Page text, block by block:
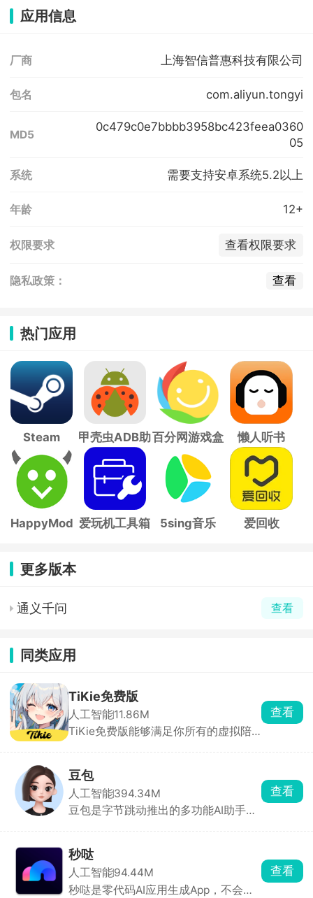
应用信息
厂商 上海智信普惠科技有限公司
包名 com.aliyun.tongyi
MD5
0c479c0e7bbbb3958bc423feea0360
05
系统 需要支持安卓系统5.2以上
年龄 12+
权限要求 查看权限要求
隐私政策： 查看
热门应用
Steam
甲壳虫ADB助
手
百分网游戏盒
子
懒人听书
HappyMod 爱玩机工具箱 5sing音乐 爱回收
更多版本
通义千问 查看
同类应用
TiKie免费版
人工智能11.86M
TiKie免费版能够满足你所有的虚拟陪
角色都拥有独特的外貌、性格和聊天风
格，能根据设定与对话内容做出符合人
设的回应，代入感极强。聊天支持文
字、语音输入，也可直接选择AI生成的
查看
豆包
人工智能394.34M
豆包是字节跳动推出的多功能AI助手，
解用户问题，提供直击重点的答案。支
持语音输入与输出，提供多种音色选
择，甚至支持方言对话，拟人化程度
高，交流自然流畅。回答后主动推荐相
查看
秒哒
人工智能94.44M
秒哒是零代码AI应用生成App，不会写
查看